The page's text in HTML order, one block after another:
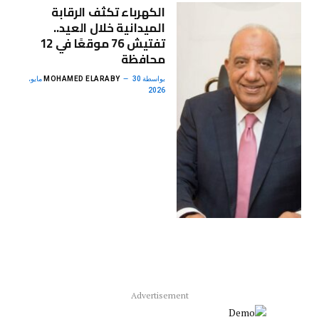
الكهرباء تكثف الرقابة
الميدانية خلال العيد..
تفتيش 76 موقعًا في 12
محافظة
بواسطة MOHAMED ELARABY 30 مايو،
2026
Advertisement